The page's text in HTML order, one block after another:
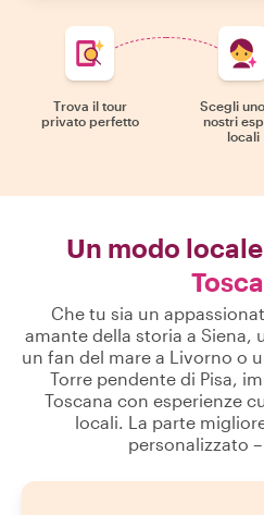
Trova il tour
privato perfetto
Scegli
nostri
locali
Un modo
Che tu sia un
amante della storia a Siena,
un fan del mare a Livorno o
Torre pendente di Pisa,
Toscana con esperienze
locali. La parte
personalizzato